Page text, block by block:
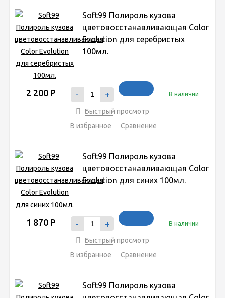
Soft99 Полироль кузова
цветовосстанавливающая Color
Evolution для серебристых
100мл.
2 200 Р - + В наличии
Быстрый просмотр
В избранное
Сравнение
Soft99 Полироль кузова
цветовосстанавливающая Color
Evolution для синих 100мл.
1 870 Р - + В наличии
Быстрый просмотр
В избранное
Сравнение
Soft99 Полироль кузова